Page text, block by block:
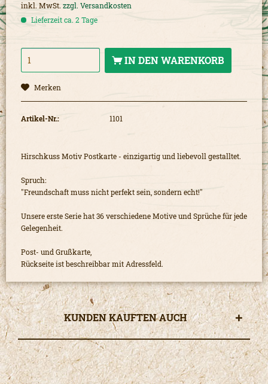
inkl. MwSt. zzgl. Versandkosten
Lieferzeit ca. 2 Tage
IN DENWARENKORB
Merken
Artikel-Nr.: 1101
Hirschkuss Motiv Postkarte - einzigartig und liebevoll gestalltet.
Spruch:
"Freundschaft muss nicht perfekt sein, sondern echt!"
Unsere erste Serie hat 36 verschiedene Motive und Sprüche für jede
Gelegenheit.
Post- und Grußkarte,
Rückseite ist beschreibbar mit Adressfeld.
KUNDEN KAUFTEN AUCH